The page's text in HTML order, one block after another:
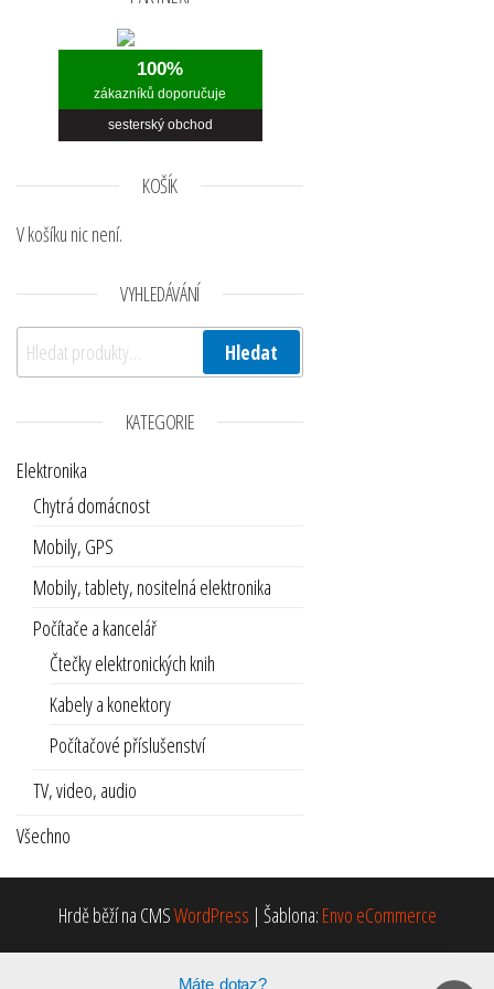
100%
zákazníků doporučuje
sesterský obchod
KOŠÍK
V košíku nic není.
VYHLEDÁVÁNÍ
Hledat:
Hledat
KATEGORIE
Elektronika
Chytrá domácnost
Mobily, GPS
Mobily, tablety, nositelná elektronika
Počítače a kancelář
Čtečky elektronických knih
Kabely a konektory
Počítačové příslušenství
TV, video, audio
Všechno
Hrdě běží na CMSWordPress | Šablona: Envo eCommerce
Máte dotaz?